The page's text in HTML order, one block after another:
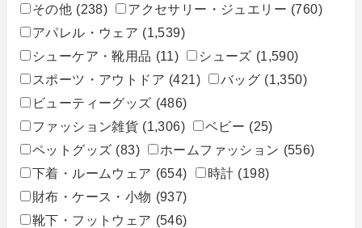
その他 (238) アクセサリー・ジュエリー (760)
アパレル・ウェア (1,539)
シューケア・靴用品 (11) シューズ (1,590)
スポーツ・アウトドア (421) バッグ (1,350)
ビューティーグッズ (486)
ファッション雑貨 (1,306) ベビー (25)
ペットグッズ (83) ホームファッション (556)
下着・ルームウェア (654) 時計 (198)
財布・ケース・小物 (937)
靴下・フットウェア (546)